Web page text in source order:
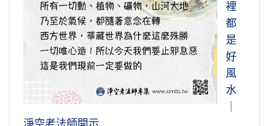
裡
都
是
好
風
水